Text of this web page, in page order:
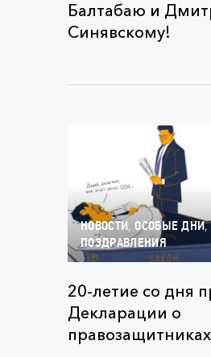
Балтабаю и
Синявскому!
НОВОСТИ,ОСОБЫЕ ДНИ,
ПОЗДРАВЛЕНИЯ
20-летие со дня
Декларации о
правозащитниках